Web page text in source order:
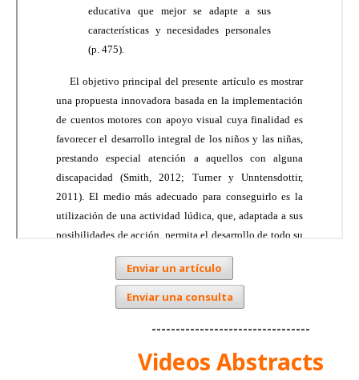
Enviar un artículo
Enviar una consulta
---------------------------------
Videos Abstracts